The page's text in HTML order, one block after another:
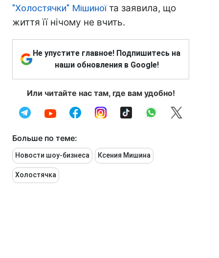
"Холостячки" Мішиноїта заявила, що
життя її нічому не вчить.
Не упустите главное! Подпишитесь на
наши обновления в Google!
Или читайте нас там, где вам удобно!
Больше по теме:
Новости шоу-бизнеса Ксения Мишина
Холостячка